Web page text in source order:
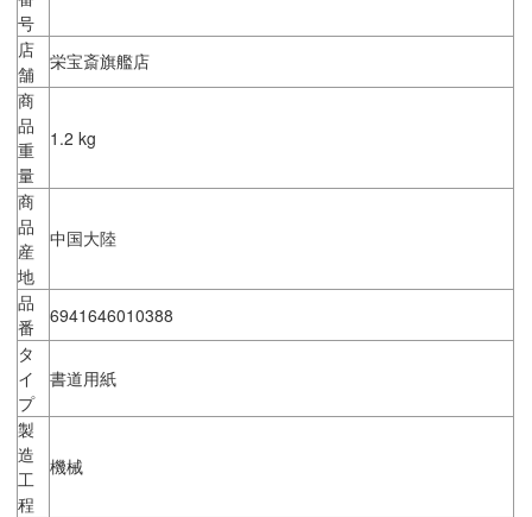
号
店
舗
栄宝斎旗艦店
商
品
重
量
1.2 kg
商
品
産
地
中国大陸
品
番
6941646010388
タ
イ
プ
書道用紙
製
造
工
程
機械